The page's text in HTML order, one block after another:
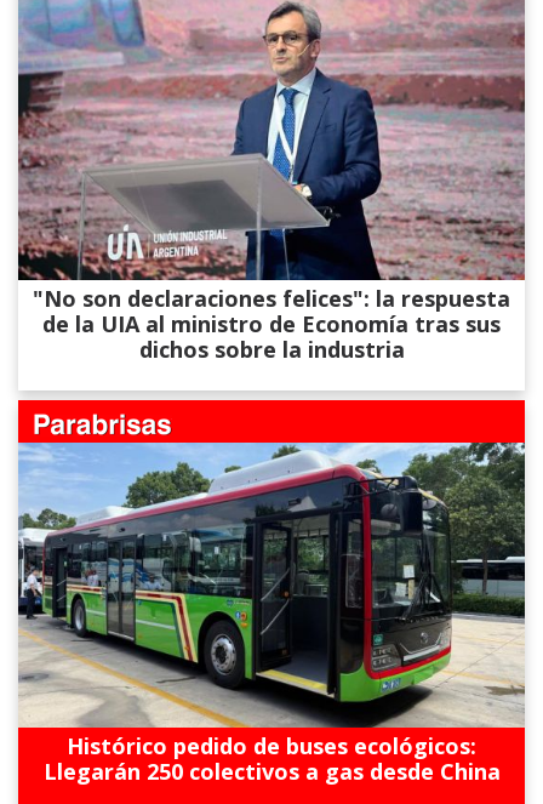
"No son declaraciones felices": la respuesta
de la UIA al ministro de Economía tras sus
dichos sobre la industria
Histórico pedido de buses ecológicos:
Llegarán 250 colectivos a gas desde China